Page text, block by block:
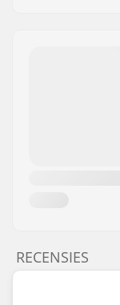
RECENSIES